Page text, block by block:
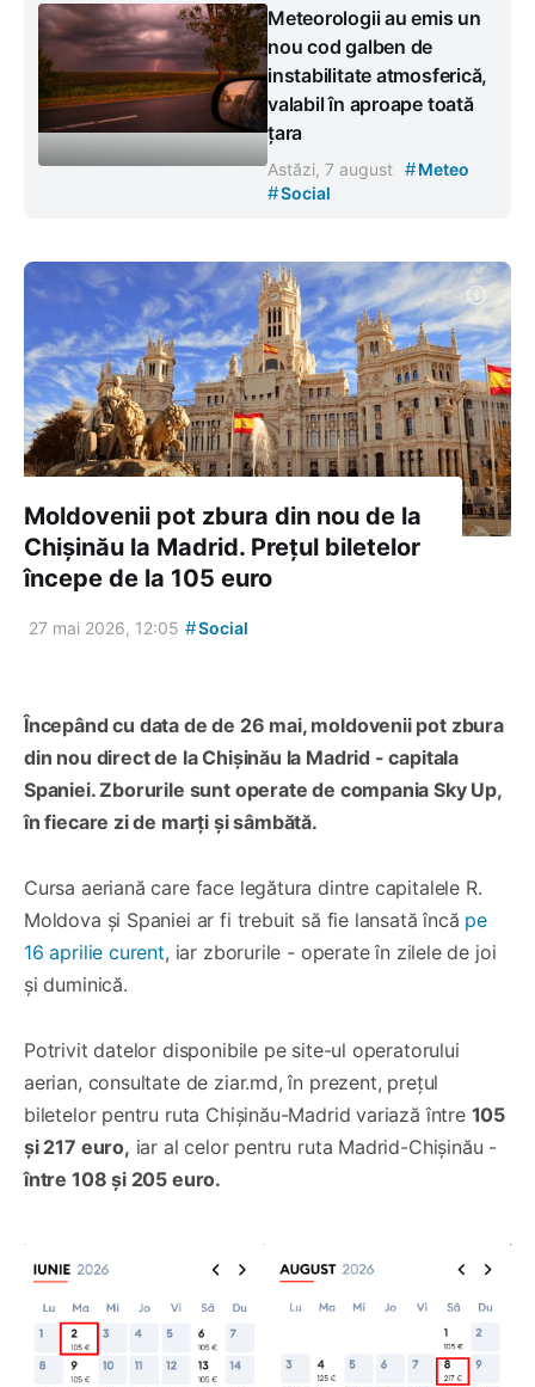
Meteorologii au emis un
nou cod galben de
instabilitate atmosferică,
valabil în aproape toată
țara
Astăzi, 7 august #Meteo
#Social
Moldovenii pot zbura din nou de la
Chișinău la Madrid. Prețul biletelor
începe de la 105 euro
27 mai 2026, 12:05 #Social
Începând cu data de de 26 mai, moldovenii pot zbura
din nou direct de la Chișinău la Madrid - capitala
Spaniei. Zborurile sunt operate de compania Sky Up,
în fiecare zi de marți și sâmbătă.
Cursa aeriană care face legătura dintre capitalele R.
Moldova și Spaniei ar fi trebuit să fie lansată încă pe
16 aprilie curent, iar zborurile - operate în zilele de joi
și duminică.
Potrivit datelor disponibile pe site-ul operatorului
aerian, consultate de ziar.md, în prezent, prețul
biletelor pentru ruta Chișinău-Madrid variază între 105
și 217 euro, iar al celor pentru ruta Madrid-Chișinău -
între 108 și 205 euro.